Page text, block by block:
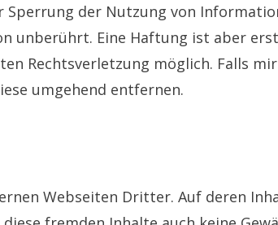
der Nutzung von
unberührt. Eine Haftung ist aber
Rechtsverletzung möglich. Falls
umgehend entfernen.
Webseiten Dritter. Auf deren